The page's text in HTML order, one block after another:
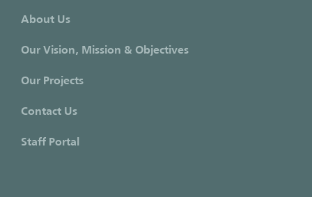
About Us
Our Vision, Mission & Objectives
Our Projects
Contact Us
Staff Portal